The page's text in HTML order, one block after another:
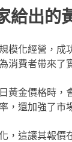
給出的
模化經營，成
消費者帶來了
黃金價格時
，還加強了市
，這讓其報價